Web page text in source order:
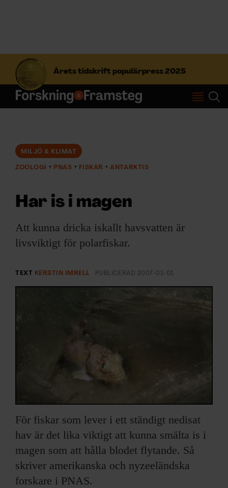
Årets tidskrift populärpress 2025
S
f
t
Prenumerera
ÄMNEN
ARKIV & E-TIDNING
EVENEMANG & RESOR
ANNONSERA I F&F
OM F&F
MILJÖ & KLIMAT
ZOOLOGI PNAS FISKAR ANTARKTIS
Har is i magen
Att kunna dricka iskallt havsvatten är
livsviktigt för polarfiskar.
TEXT KERSTIN IMRELL PUBLICERAD 2007-01-01
För fiskar som lever i ett ständigt nedisat
hav är det lika viktigt att kunna smälta is i
magen som att hålla blodet flytande. Så
skriver amerikanska och nyzeeländska
forskare i PNAS.